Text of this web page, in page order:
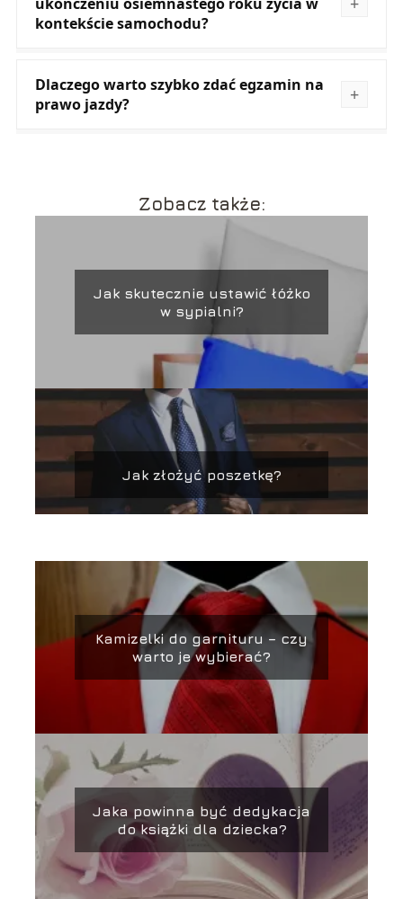
ukończeniu osiemnastego roku życia w
kontekście samochodu?
Dlaczego warto szybko zdać egzamin na
prawo jazdy?
Zobacz także:
Jak skutecznie ustawić łóżko
w sypialni?
Jak złożyć poszetkę?
Kamizelki do garnituru – czy
warto je wybierać?
Jaka powinna być dedykacja
do książki dla dziecka?